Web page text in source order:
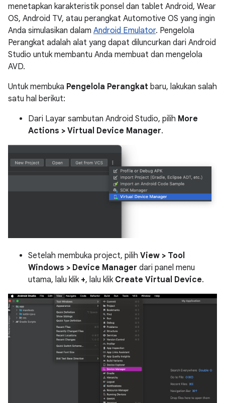
menetapkan karakteristik ponsel dan tablet Android, Wear
OS, Android TV, atau perangkat Automotive OS yang ingin
Anda simulasikan dalam Android Emulator. Pengelola
Perangkat adalah alat yang dapat diluncurkan dari Android
Studio untuk membantu Anda membuat dan mengelola
AVD.
Untuk membuka Pengelola Perangkat baru, lakukan salah
satu hal berikut:
Dari Layar sambutan Android Studio, pilih More
Actions > Virtual Device Manager.
Setelah membuka project, pilih View > Tool
Windows > Device Manager dari panel menu
utama, lalu klik +, lalu klik Create Virtual Device.